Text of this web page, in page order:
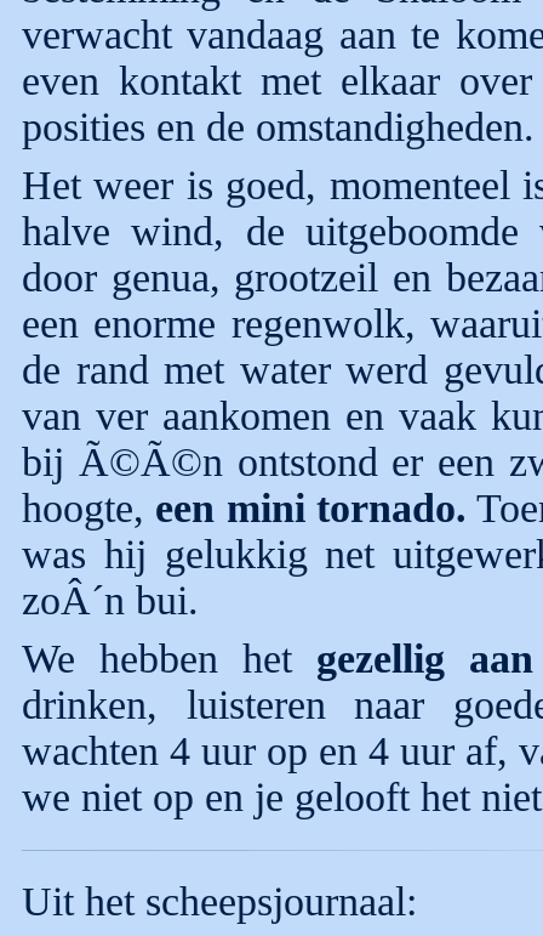
verwacht vandaag aan te
even kontakt met elkaar
posities en de omstandigheden.
Het weer is goed, momenteel
halve wind, de uitgeboomde
door genua, grootzeil en
een enorme regenwolk,
de rand met water werd
van ver aankomen en vaak
bij Ã©Ã©n ontstond er een
hoogte, een mini tornado.
was hij gelukkig net
zoÂ´n bui.
We hebben het gezellig
drinken, luisteren naar
wachten 4 uur op en 4 uur af,
we niet op en je gelooft het
Uit het scheepsjournaal: